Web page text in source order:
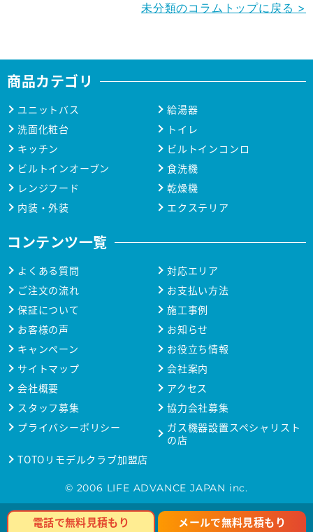
未分類のコラムトップに戻る >
商品カテゴリ
ユニットバス
給湯器
洗面化粧台
トイレ
キッチン
ビルトインコンロ
ビルトインオーブン
食洗機
レンジフード
乾燥機
内装・外装
エクステリア
コンテンツ一覧
よくある質問
対応エリア
ご注文の流れ
お支払い方法
保証について
施工事例
お客様の声
お知らせ
キャンペーン
お役立ち情報
サイトマップ
会社案内
会社概要
アクセス
スタッフ募集
協力会社募集
プライバシーポリシー
ガス機器設置スペシャリスト
の店
TOTOリモデルクラブ加盟店
© 2006 LIFE ADVANCE JAPAN inc.
電話で無料見積もり メールで無料見積もり